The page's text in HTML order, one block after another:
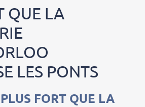
QUE LA
LES PONTS
PLUS FORT QUE LA